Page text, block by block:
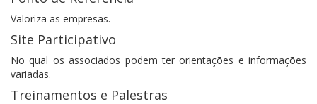
Valoriza as empresas.
Site Participativo
No qual os associados podem ter orientações e informações
variadas.
Treinamentos e Palestras